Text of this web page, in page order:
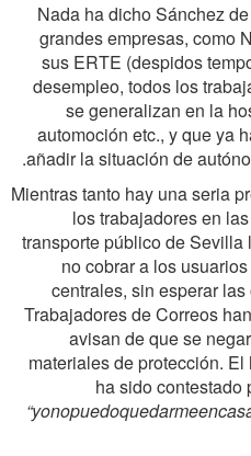
Nada ha dicho Sánchez
grandes empresas, como
sus ERTE (despidos
desempleo, todos los
se generalizan en la
automoción etc., y que ya
añadir la situación de
Mientras tanto hay una seria
los trabajadores en
transporte público de
no cobrar a los
centrales, sin esperar
Trabajadores de Correos
avisan de que se
materiales de protección. El
ha sido contestado